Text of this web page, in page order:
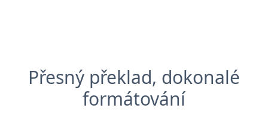
Přesný překlad, dokonalé
formátování